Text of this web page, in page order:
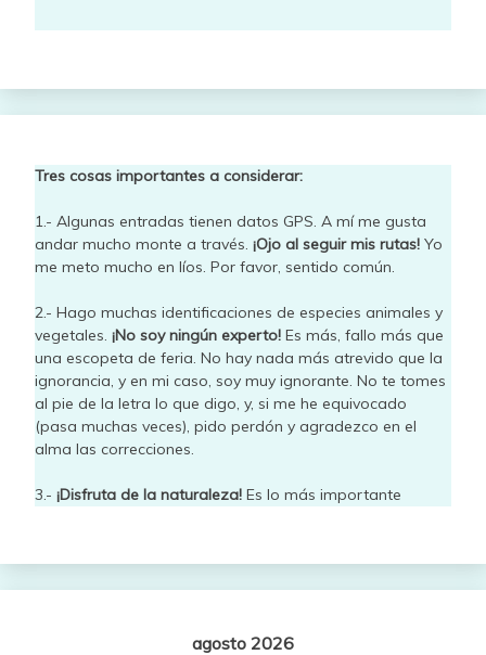
Tres cosas importantes a considerar:
1.- Algunas entradas tienen datos GPS. A mí me gusta
andar mucho monte a través. ¡Ojo al seguir mis rutas! Yo
me meto mucho en líos. Por favor, sentido común.
2.- Hago muchas identificaciones de especies animales y
vegetales. ¡No soy ningún experto! Es más, fallo más que
una escopeta de feria. No hay nada más atrevido que la
ignorancia, y en mi caso, soy muy ignorante. No te tomes
al pie de la letra lo que digo, y, si me he equivocado
(pasa muchas veces), pido perdón y agradezco en el
alma las correcciones.
3.- ¡Disfruta de la naturaleza! Es lo más importante
agosto 2026